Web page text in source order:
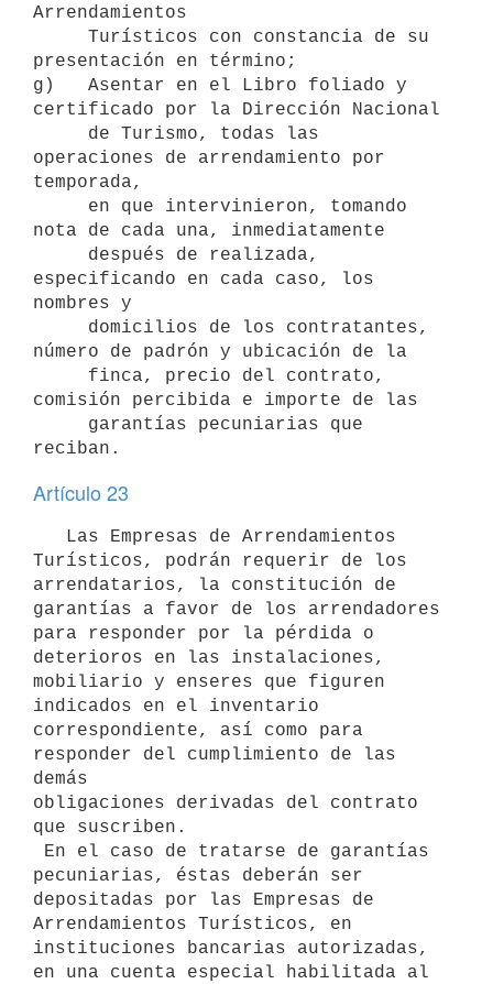
Arrendamientos
presentación en término;
g)   Asentar en el Libro foliado y
certificado por la Dirección Nacional
operaciones de arrendamiento por
temporada,
nota de cada una, inmediatamente
especificando en cada caso, los
nombres y
número de padrón y ubicación de la
comisión percibida e importe de las
Artículo 23
Turísticos, podrán requerir de los
arrendatarios, la constitución de
garantías a favor de los arrendadores
para responder por la pérdida o
deterioros en las instalaciones,
mobiliario y enseres que figuren
indicados en el inventario
correspondiente, así como para
responder del cumplimiento de las
demás
obligaciones derivadas del contrato
que suscriben.
pecuniarias, éstas deberán ser
depositadas por las Empresas de
Arrendamientos Turísticos, en
instituciones bancarias autorizadas,
en una cuenta especial habilitada al